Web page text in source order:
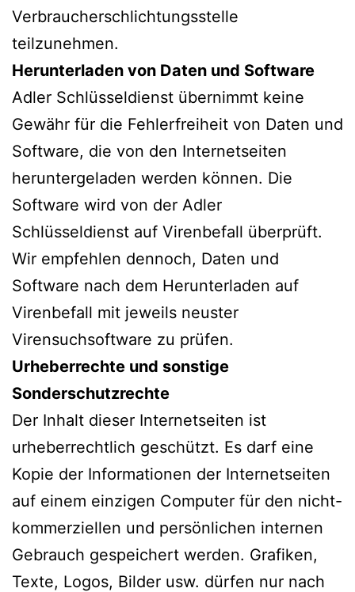
Verbraucherschlichtungsstelle
teilzunehmen.
Herunterladen von Daten und Software
Adler Schlüsseldienst übernimmt keine
Gewähr für die Fehlerfreiheit von Daten und
Software, die von den Internetseiten
heruntergeladen werden können. Die
Software wird von der Adler
Schlüsseldienst auf Virenbefall überprüft.
Wir empfehlen dennoch, Daten und
Software nach dem Herunterladen auf
Virenbefall mit jeweils neuster
Virensuchsoftware zu prüfen.
Urheberrechte und sonstige
Sonderschutzrechte
Der Inhalt dieser Internetseiten ist
urheberrechtlich geschützt. Es darf eine
Kopie der Informationen der Internetseiten
auf einem einzigen Computer für den nicht-
kommerziellen und persönlichen internen
Gebrauch gespeichert werden. Grafiken,
Texte, Logos, Bilder usw. dürfen nur nach